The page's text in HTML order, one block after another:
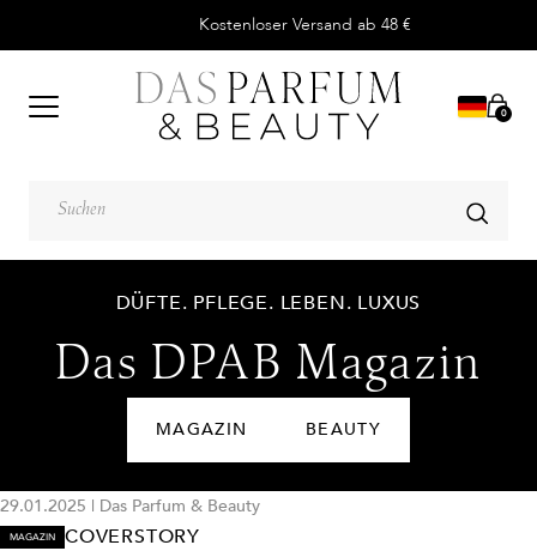
Kostenloser Versand ab 48 €
0
DÜFTE. PFLEGE. LEBEN. LUXUS
Das DPAB Magazin
MAGAZIN BEAUTY
29.01.2025 | Das Parfum & Beauty
MAGAZIN COVERSTORY